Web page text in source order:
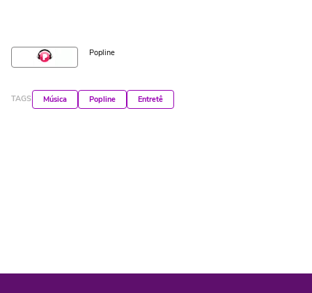
Popline
TAGS Música Popline Entretê